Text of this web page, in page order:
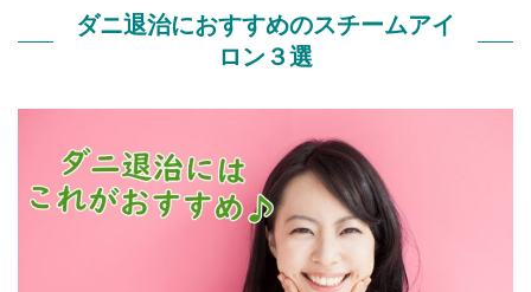
ダニ退治におすすめのスチームアイ
ロン３選